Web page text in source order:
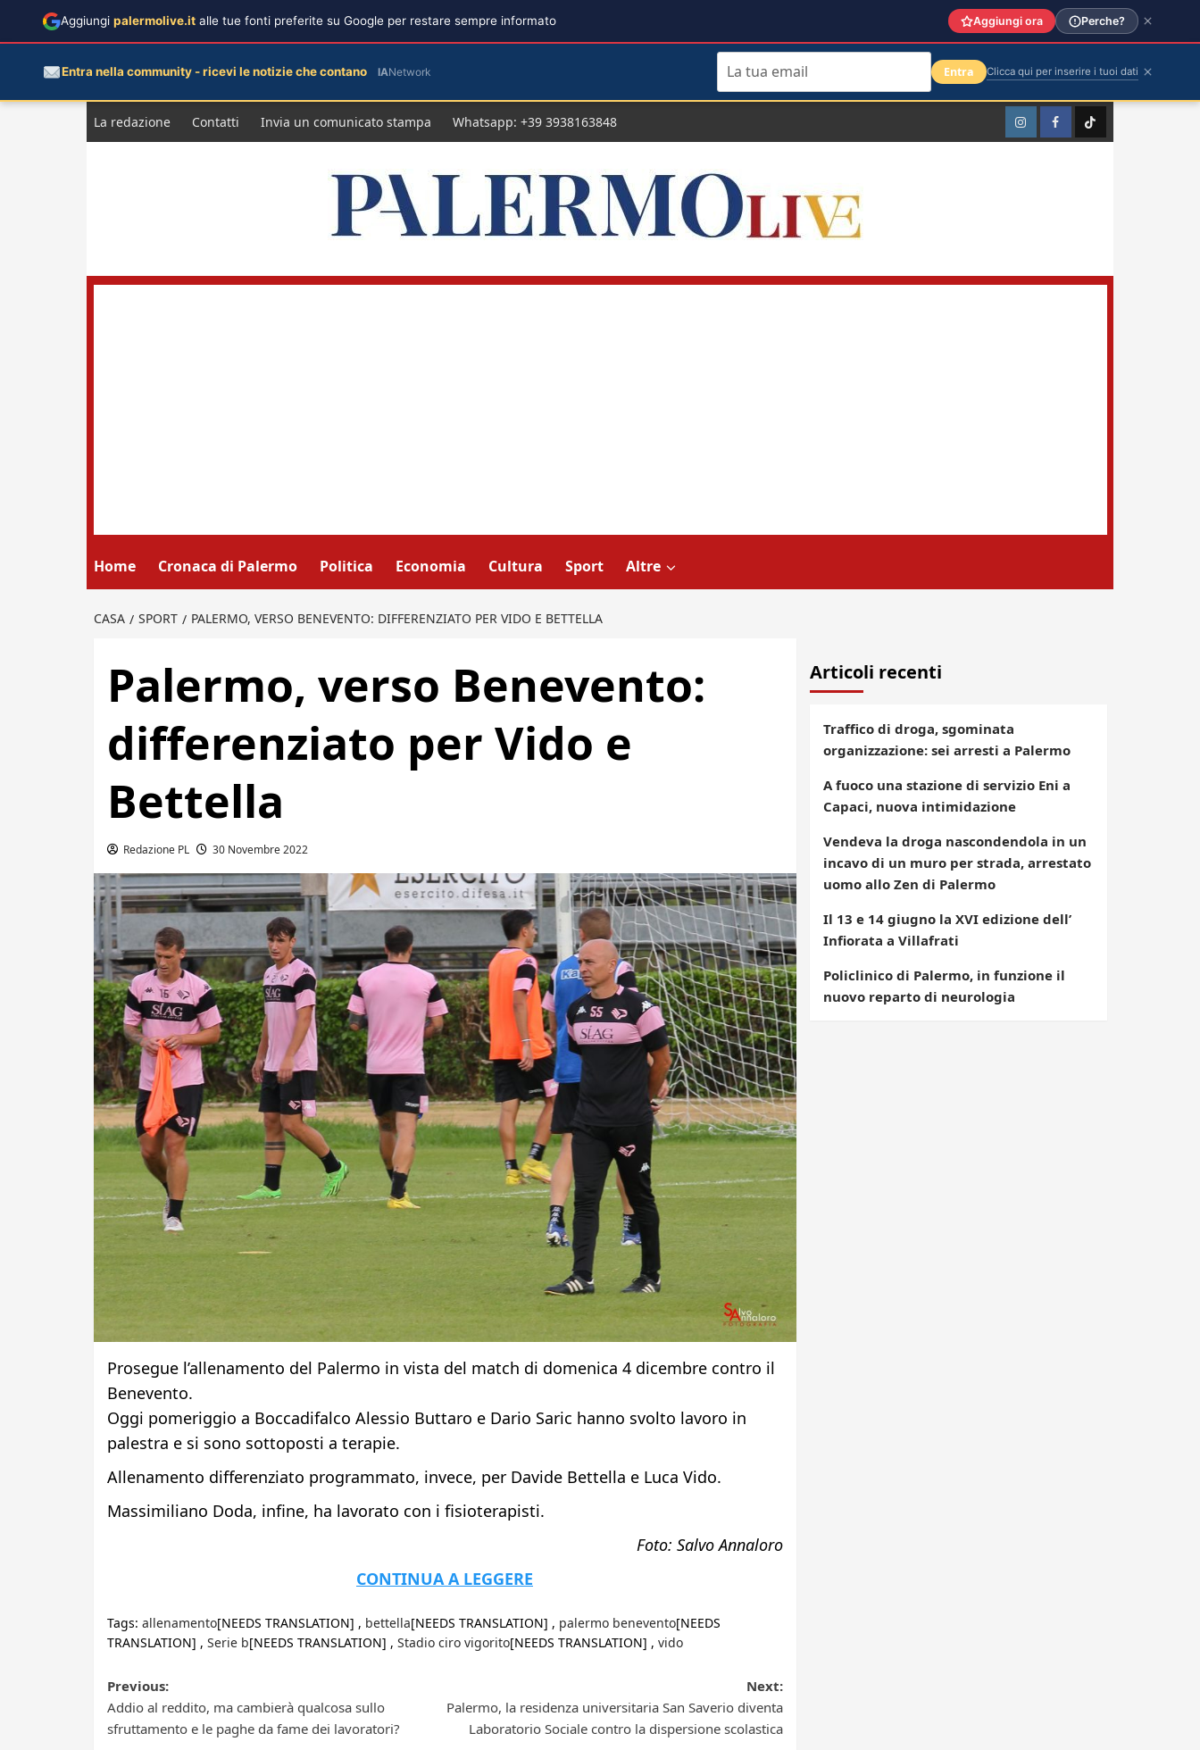
La redazione Contatti Invia un comunicato stampa Whatsapp: +39 3938163848 InstagramFacebookTikTok
Home Cronaca di Palermo Politica Economia Cultura Sport Altre
CASA SPORT PALERMO, VERSO BENEVENTO: DIFFERENZIATO PER VIDO E BETTELLA
Palermo, verso Benevento:
differenziato per Vido e
Bettella
Redazione PL 30 Novembre 2022
Prosegue l’allenamento del Palermo in vista del match di domenica 4 dicembre contro il
Benevento.
Oggi pomeriggio a Boccadifalco Alessio Buttaro e Dario Saric hanno svolto lavoro in
palestra e si sono sottoposti a terapie.
Allenamento differenziato programmato, invece, per Davide Bettella e Luca Vido.
Massimiliano Doda, infine, ha lavorato con i fisioterapisti.
Foto: Salvo Annaloro
CONTINUA A LEGGERE
Tags: allenamento[NEEDS TRANSLATION] , bettella[NEEDS TRANSLATION] , palermo benevento[NEEDS
TRANSLATION] , Serie b[NEEDS TRANSLATION] , Stadio ciro vigorito[NEEDS TRANSLATION] , vido
Post
navigation
Previous:
Addio al reddito, ma cambierà qualcosa sullo
sfruttamento e le paghe da fame dei lavoratori?
Next:
Palermo, la residenza universitaria San Saverio diventa
Laboratorio Sociale contro la dispersione scolastica
Articoli recenti
Traffico di droga, sgominata
organizzazione: sei arresti a Palermo
A fuoco una stazione di servizio Eni a
Capaci, nuova intimidazione
Vendeva la droga nascondendola in un
incavo di un muro per strada, arrestato
uomo allo Zen di Palermo
Il 13 e 14 giugno la XVI edizione dell’
Infiorata a Villafrati
Policlinico di Palermo, in funzione il
nuovo reparto di neurologia
Aggiungi palermolive.it alle tue fonti preferite su Google per restare sempre informato Aggiungi ora Perche?
Entra nella community - ricevi le notizie che contano IANetwork Entra Clicca qui per inserire i tuoi dati